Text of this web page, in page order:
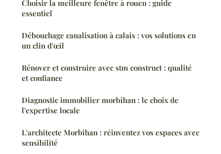
Choisir la meilleure fenêtre à rouen : guide
essentiel
Débouchage canalisation à calais : vos solutions en
un clin d'œil
Rénover et construire avec stm construct : qualité
et confiance
Diagnostic immobilier morbihan : le choix de
l'expertise locale
L'architecte Morbihan : réinventez vos espaces avec
sensibilité